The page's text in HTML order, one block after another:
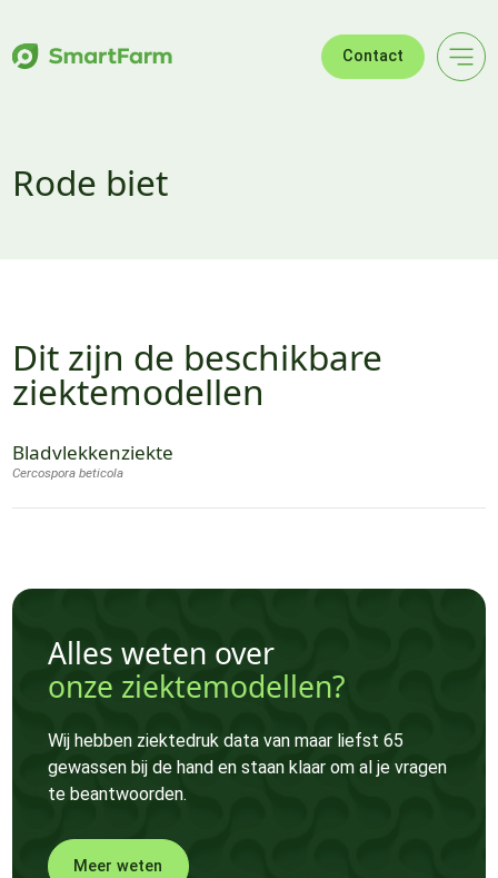
Contact
Rode biet
Dit zijn de beschikbare
ziektemodellen
Bladvlekkenziekte
Cercospora beticola
Alles weten over
onze ziektemodellen?
Wij hebben ziektedruk data van maar liefst 65
gewassen bij de hand en staan klaar om al je vragen
te beantwoorden.
Meer weten